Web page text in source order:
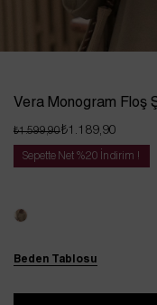
Vera Monogram Floş
₺1.599,90₺1.189,90
Sepette Net %20 İndirim !
Beden Tablosu